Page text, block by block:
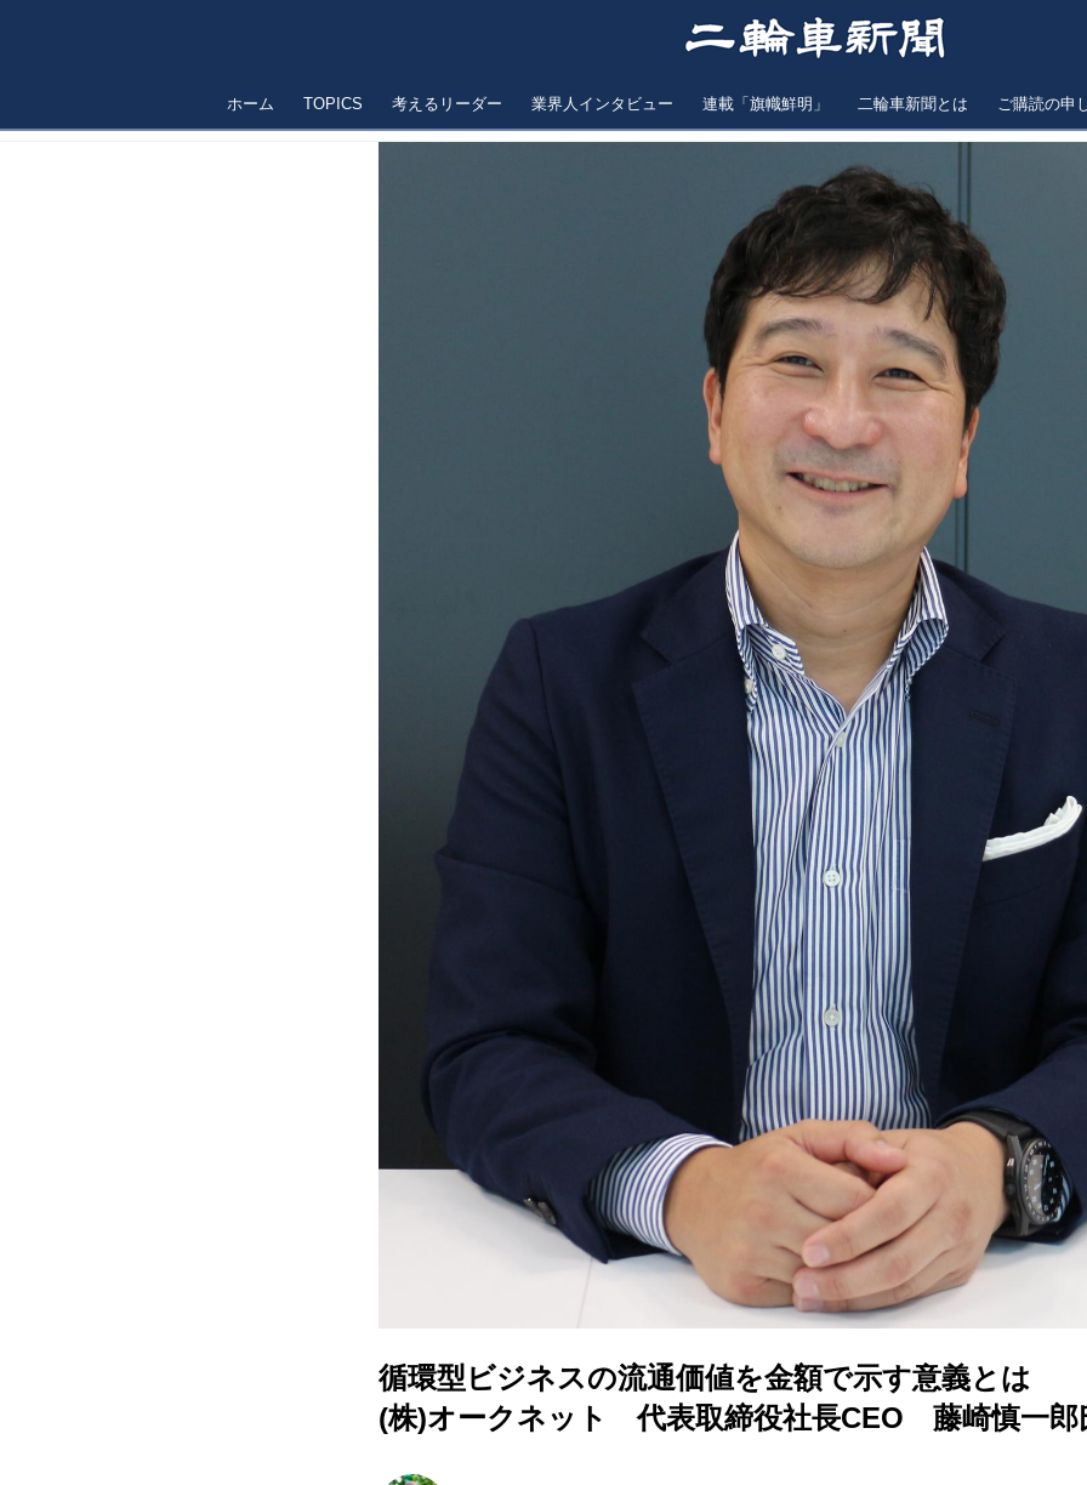
ホーム TOPICS 考えるリーダー 業界人インタビュー 連載「旗幟鮮明」 二輪車新聞とは ご購読の申
循環型ビジネスの流通価値を金額で示す意義とは
(株)オークネット 代表取締役社長CEO 藤崎慎一郎